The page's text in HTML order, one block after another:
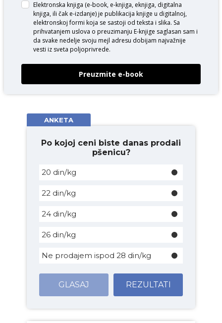
Elektronska knjiga (e-book, e-knjiga, eknjiga, digitalna
knjiga, ili čak e-izdanje) je publikacija knjige u digitalnoj,
elektronskoj formi koja se sastoji od teksta i slika. Sa
prihvatanjem uslova o preuzimanju E-knjige saglasan sam i
da svake nedelje svoju mejl adresu dobijam najvažnije
vesti iz sveta poljoprivrede.
Preuzmite e-book
ANKETA
Po kojoj ceni biste danas prodali
pšenicu?
20 din/kg
22 din/kg
24 din/kg
26 din/kg
Ne prodajem ispod 28 din/kg
GLASAJ REZULTATI